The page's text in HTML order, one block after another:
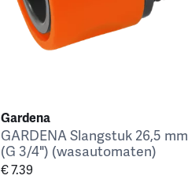
Gardena
GARDENA Slangstuk 26,5 mm
(G 3/4") (wasautomaten)
€ 7.39